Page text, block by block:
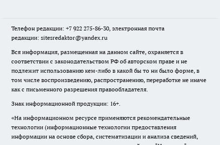
Телефон редакции: +7 922 275-86-30, электронная почта
редакции: sitesredaktor@yandex.ru
Вся информация, размещенная на данном сайте, охраняется в
соответствии с законодательством РФ об авторском праве и не
подлежит использованию кем-либо в какой бы то ни было форме, в
том числе воспроизведению, распространению, переработке не иначе
как с письменного разрешения правообладателя.
Знак информационной продукции: 16+.
«На информационном ресурсе применяются рекомендательные
технологии (информационные технологии предоставления
информации на основе сбора, систематизации и анализа сведений,